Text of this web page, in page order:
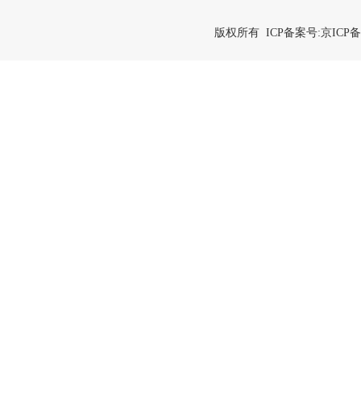
版权所有 ICP备案号:京ICP